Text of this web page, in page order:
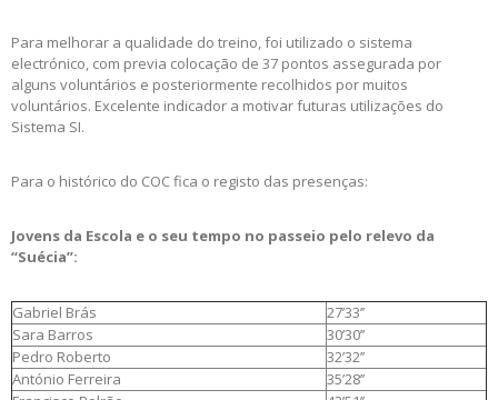
Para melhorar a qualidade do treino, foi utilizado o sistema
electrónico, com previa colocação de 37 pontos assegurada por
alguns voluntários e posteriormente recolhidos por muitos
voluntários. Excelente indicador a motivar futuras utilizações do
Sistema SI.
Para o histórico do COC fica o registo das presenças:
Jovens da Escola e o seu tempo no passeio pelo relevo da
“Suécia”:
Gabriel Brás
27’33’’
Sara Barros
30’30’’
Pedro Roberto
32’32’’
António Ferreira
35’28’’